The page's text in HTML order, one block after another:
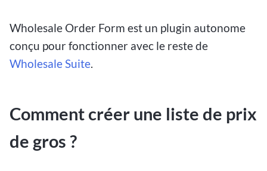
Wholesale Order Form est un plugin autonome
conçu pour fonctionner avec le reste de
Wholesale Suite.
Comment créer une liste de prix
de gros ?